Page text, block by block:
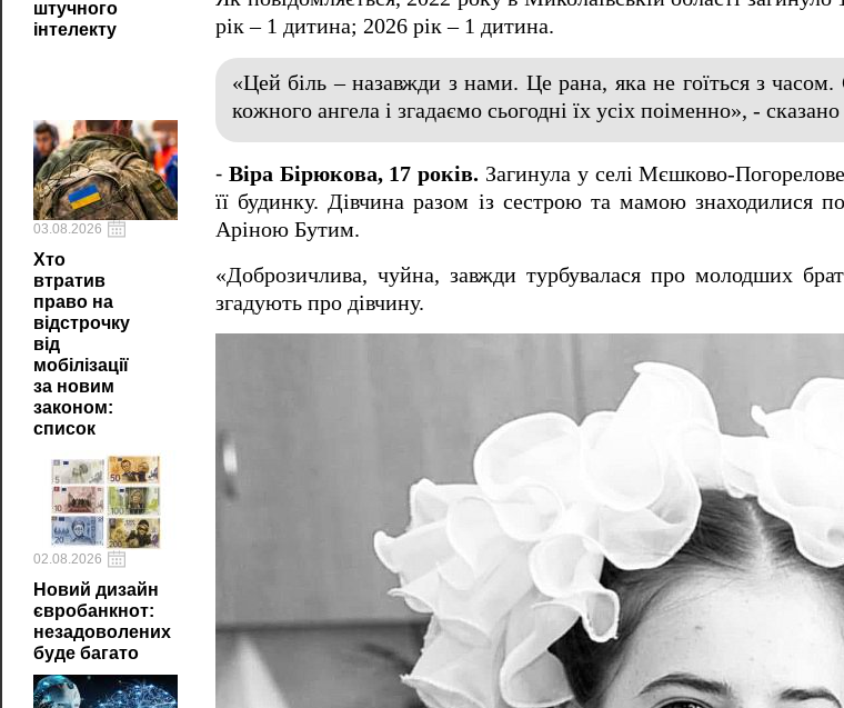
штучного
інтелекту
03.08.2026
Хто
втратив
право на
відстрочку
від
мобілізації
за новим
законом:
список
02.08.2026
Новий дизайн
євробанкнот:
незадоволених
буде багато
рік – 1 дитина; 2026 рік – 1 дитина.
«Цей біль – назавжди з нами. Це рана, яка не гоїться з
кожного ангела і згадаємо сьогодні їх усіх поіменно», -
⁃ Віра Бірюкова, 17 років. Загинула у селі Мєшково-
її будинку. Дівчина разом із сестрою та мамою знаходилися
Аріною Бутим.
«Доброзичлива, чуйна, завжди турбувалася про молодших
згадують про дівчину.